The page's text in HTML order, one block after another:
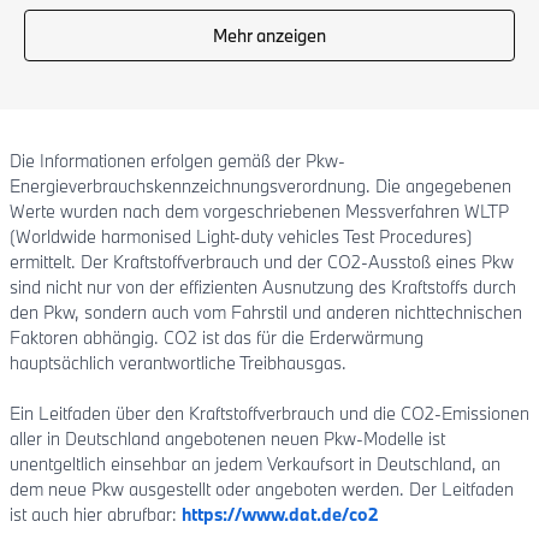
Mehr anzeigen
Die Informationen erfolgen gemäß der Pkw-
Energieverbrauchskennzeichnungsverordnung. Die angegebenen
Werte wurden nach dem vorgeschriebenen Messverfahren WLTP
(Worldwide harmonised Light-duty vehicles Test Procedures)
ermittelt. Der Kraftstoffverbrauch und der CO2-Ausstoß eines Pkw
sind nicht nur von der effizienten Ausnutzung des Kraftstoffs durch
den Pkw, sondern auch vom Fahrstil und anderen nichttechnischen
Faktoren abhängig. CO2 ist das für die Erderwärmung
hauptsächlich verantwortliche Treibhausgas.
Ein Leitfaden über den Kraftstoffverbrauch und die CO2-Emissionen
aller in Deutschland angebotenen neuen Pkw-Modelle ist
unentgeltlich einsehbar an jedem Verkaufsort in Deutschland, an
dem neue Pkw ausgestellt oder angeboten werden. Der Leitfaden
ist auch hier abrufbar: https://www.dat.de/co2